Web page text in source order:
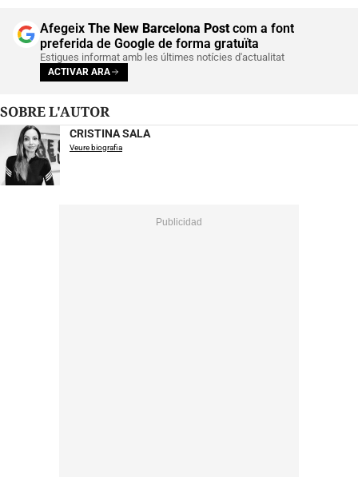
Afegeix The New Barcelona Postcom a font
preferida de Google de forma gratuïta
Estigues informat amb les últimes notícies d'actualitat
ACTIVAR ARA
SOBRE L'AUTOR
CRISTINA SALA
Veure biografia